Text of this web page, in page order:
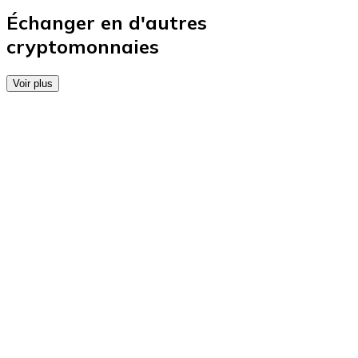
Achetez des cartes-cadeaux de vos marques
Aller à la boutique de cartes-cadeaux
Échanger en d'autres
cryptomonnaies
Voir plus